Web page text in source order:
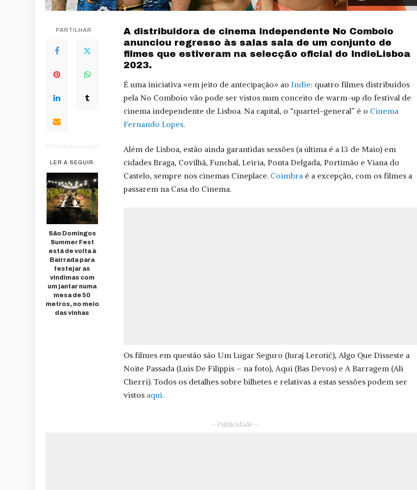
PARTILHAR
LER A SEGUIR
São Domingos
Summer Fest
está de volta à
Bairrada para
festejar as
vindimas com
um jantar numa
mesa de 50
metros, no meio
das vinhas
A distribuidora de cinema independente No Comboio
anunciou regresso às salas sala de um conjunto de
filmes que estiveram na selecção oficial do IndieLisboa
2023.
É uma iniciativa «em jeito de antecipação» ao Indie: quatro filmes distribuídos
pela No Comboio vão pode ser vistos num conceito de warm-up do festival de
cinema independente de Lisboa. Na capital, o “quartel-general” é o Cinema
Fernando Lopes.
Além de Lisboa, estão ainda garantidas sessões (a última é a 13 de Maio) em
cidades Braga, Covilhã, Funchal, Leiria, Ponta Delgada, Portimão e Viana do
Castelo, sempre nos cinemas Cineplace. Coimbra é a excepção, com os filmes a
passarem na Casa do Cinema.
Os filmes em questão são Um Lugar Seguro (Juraj Lerotić), Algo Que Disseste a
Noite Passada (Luis De Filippis – na foto), Aqui (Bas Devos) e A Barragem (Ali
Cherri). Todos os detalhes sobre bilhetes e relativas a estas sessões podem ser
vistos aqui.
– Publicidade –